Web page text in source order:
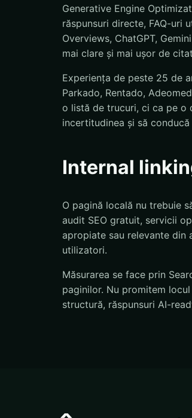
Generative Engine
răspunsuri directe, FAQ-uri
Overviews, ChatGPT,
mai clare și mai ușor de
Experiența de peste 25 de
Parkado, Rentado,
o listă de trucuri, ci ca pe o
incertitudinea și să
Internal
O pagină locală nu trebuie
audit SEO gratuit, servicii
apropiate sau relevante din
utilizatori.
Măsurarea se face prin
paginilor. Nu promitem
structură, răspunsuri AI-